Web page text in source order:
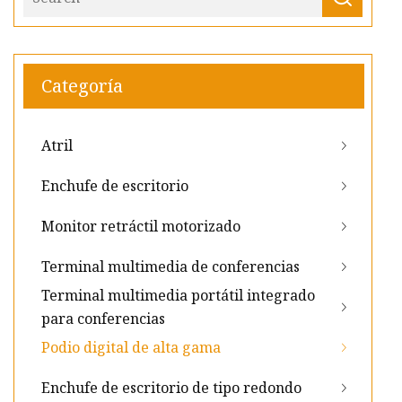
Categoría
Atril
Enchufe de escritorio
Monitor retráctil motorizado
Terminal multimedia de conferencias
Terminal multimedia portátil integrado
para conferencias
Podio digital de alta gama
Enchufe de escritorio de tipo redondo